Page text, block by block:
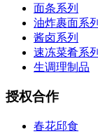
面条系列
油炸裹面系列
酱卤系列
速冻菜肴系列
生调理制品
授权合作
春花邱食